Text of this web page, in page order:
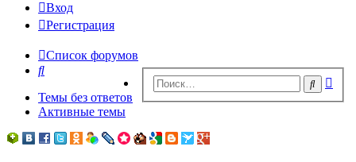
Вход
Регистрация
Список форумов
Поиск
Поиск
Темы без ответов
Активные темы